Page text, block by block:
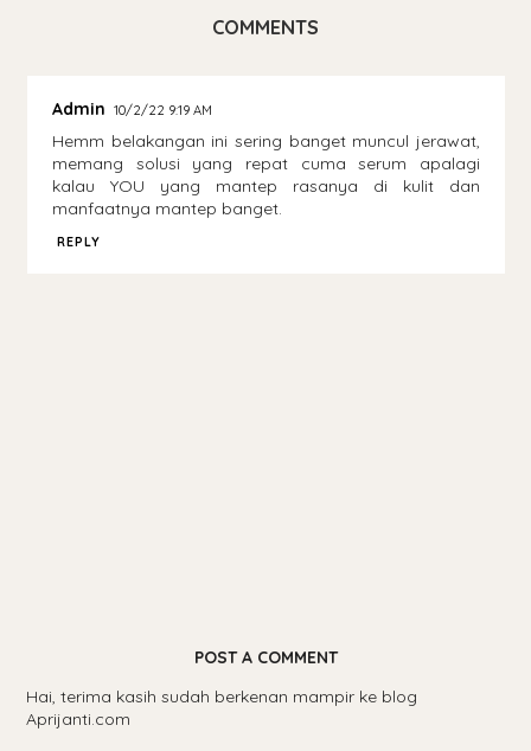
COMMENTS
Admin 10/2/22 9:19 AM
Hemm belakangan ini sering banget muncul jerawat,
memang solusi yang repat cuma serum apalagi
kalau YOU yang mantep rasanya di kulit dan
manfaatnya mantep banget.
REPLY
POST A COMMENT
Hai, terima kasih sudah berkenan mampir ke blog
Aprijanti.com